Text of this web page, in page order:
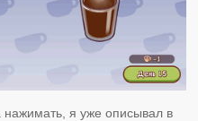
нажимать, я уже описывал в